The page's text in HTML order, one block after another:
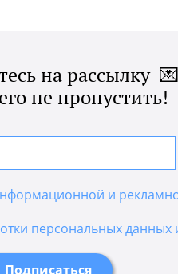
на рассылку
не пропустить!
и
персональных данных